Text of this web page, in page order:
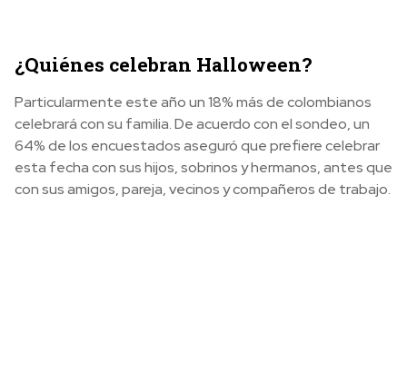
¿Quiénes celebran Halloween?
Particularmente este año un 18% más de colombianos
celebrará con su familia. De acuerdo con el sondeo, un
64% de los encuestados aseguró que prefiere celebrar
esta fecha con sus hijos, sobrinos y hermanos, antes que
con sus amigos, pareja, vecinos y compañeros de trabajo.